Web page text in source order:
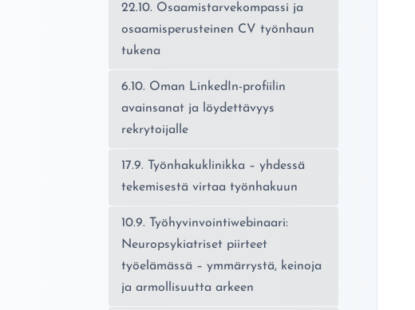
22.10. Osaamistarvekompassi ja
osaamisperusteinen CV työnhaun
tukena
6.10. Oman LinkedIn-profiilin
avainsanat ja löydettävyys
rekrytoijalle
17.9. Työnhakuklinikka – yhdessä
tekemisestä virtaa työnhakuun
10.9. Työhyvinvointiwebinaari:
Neuropsykiatriset piirteet
työelämässä – ymmärrystä, keinoja
ja armollisuutta arkeen